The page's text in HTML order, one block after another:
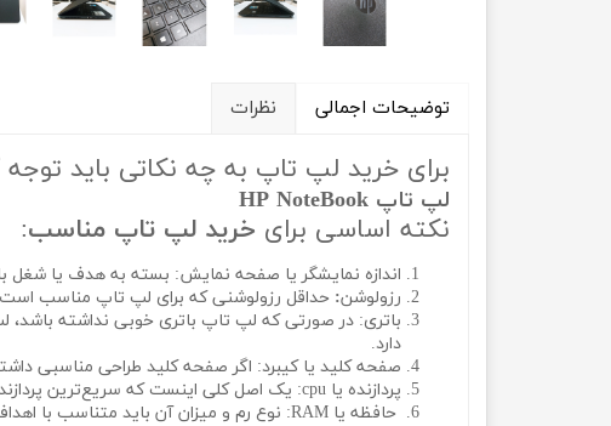
توضیحات اجمالی نظرات
برای خرید لپ تاپ به چه نکاتی باید توجه
لپ تاپ HP NoteBook
نکته اساسی برای خرید لپ تاپ مناسب:
اندازه نمایشگر یا صفحه نمایش: بسته به هدف یا شغل
رزولوشن: حداقل رزولوشنی که برای لپ تاپ مناسب است صفحه نمایش
دارد.
صفحه کلید یا کیبرد: اگر صفحه کلید طراحی مناسبی
پردازنده یا cpu: یک اصل کلی اینست که سریع‌ترین پردازنده‌ای که متناسب با بودجه‌تان هست را خریداری نمایید.
حافظه یا RAM: نوع رم و میزان آن باید متناسب با اهداف خرید در نظر گرفته می شود.